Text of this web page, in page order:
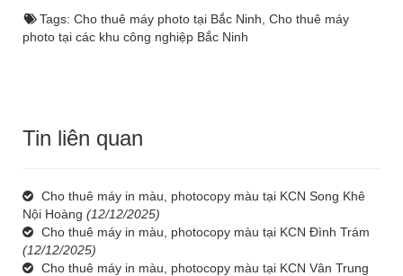
Tags: Cho thuê máy photo tại Bắc Ninh Cho thuê máy
photo tại các khu công nghiệp Bắc Ninh
Tin liên quan
Cho thuê máy in màu, photocopy màu tại KCN Song Khê
Nội Hoàng (12/12/2025)
Cho thuê máy in màu, photocopy màu tại KCN Đình Trám
(12/12/2025)
Cho thuê máy in màu, photocopy màu tại KCN Vân Trung